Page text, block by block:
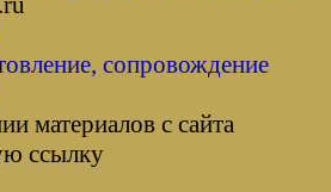
сопровождение
материалов с сайта
ссылку